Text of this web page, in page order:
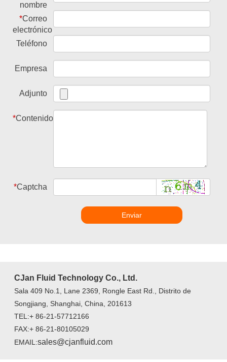
nombre
*Correo
electrónico
Teléfono
Empresa
Adjunto
*Contenido
*Captcha
Enviar
CJan Fluid Technology Co., Ltd.
Sala 409 No.1, Lane 2369, Rongle East Rd., Distrito de
Songjiang, Shanghai, China, 201613
TEL:+ 86-21-57712166
FAX:+ 86-21-80105029
EMAIL:sales@cjanfluid.com